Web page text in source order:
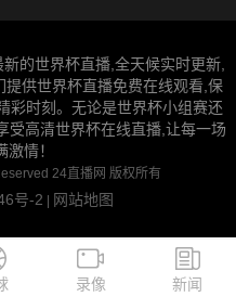
的世界杯直播,全天候实时更新,
供世界杯直播免费在线观看,保
彩时刻。无论是世界杯小组赛还
受高清世界杯在线直播,让每一场
激情！
24直播网 版权所有
号-2 | 网站地图
录像 新闻